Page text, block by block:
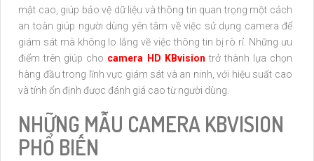
mật cao, giúp bảo vệ dữ liệu và thông tin quan trọng một cách
an toàn giúp người dùng yên tâm về việc sử dụng camera để
giám sát mà không lo lắng về việc thông tin bị rò rỉ. Những ưu
điểm trên giúp cho camera HD KBvision trở thành lựa chọn
hàng đầu trong lĩnh vực giám sát và an ninh, với hiệu suất cao
và tính ổn định được đánh giá cao từ người dùng.
NHỮNG MẪU CAMERA KBVISION
PHỔ BIẾN